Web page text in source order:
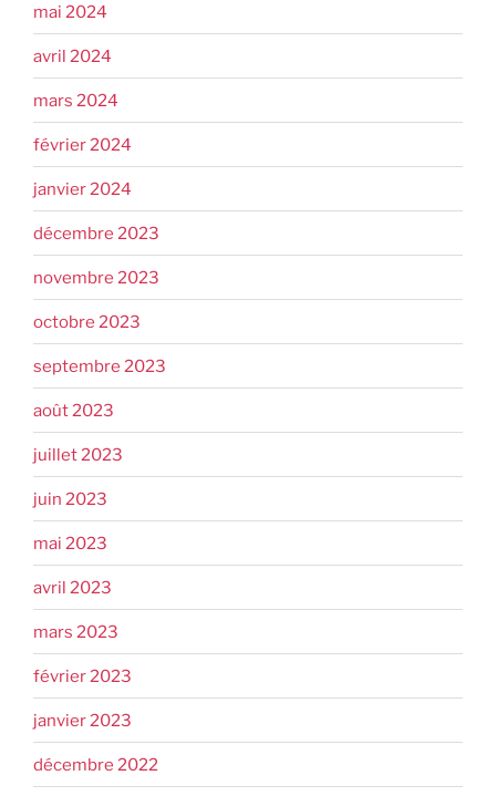
mai 2024
avril 2024
mars 2024
février 2024
janvier 2024
décembre 2023
novembre 2023
octobre 2023
septembre 2023
août 2023
juillet 2023
juin 2023
mai 2023
avril 2023
mars 2023
février 2023
janvier 2023
décembre 2022